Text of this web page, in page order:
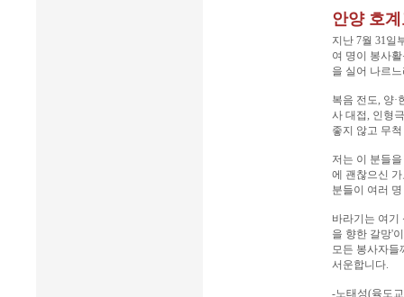
안양 호
지난 7월 31일
여 명이 봉사
을 실어 나르
복음 전도, 양·
사 대접, 인형
좋지 않고 무
저는 이 분들
에 괜찮으신
분들이 여러
바라기는 여기
을 향한 갈망'
모든 봉사자들
서운합니다.
-노태성(육도